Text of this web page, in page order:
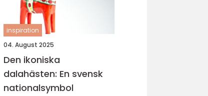
inspiration
04. August 2025
Den ikoniska
dalahästen: En svensk
nationalsymbol